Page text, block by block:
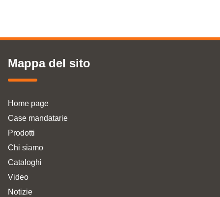
Mappa del sito
Home page
Case mandatarie
Prodotti
Chi siamo
Cataloghi
Video
Notizie